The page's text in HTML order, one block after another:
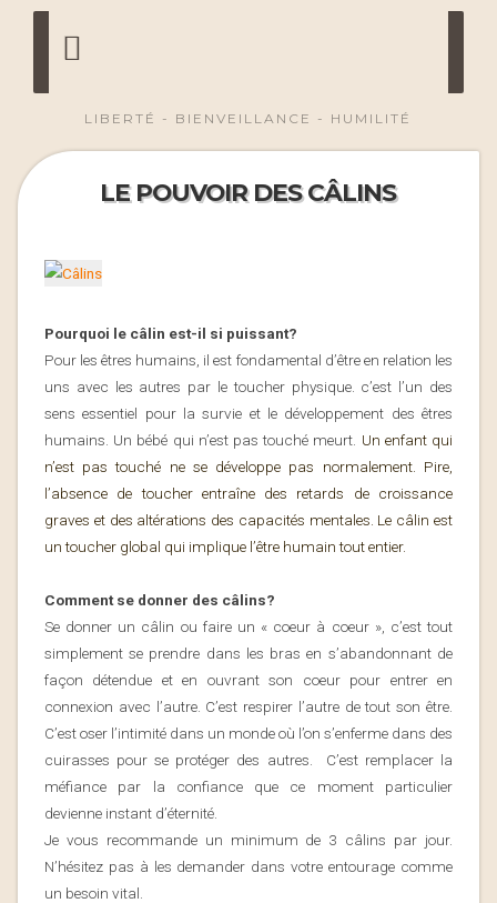
LIBERTÉ - BIENVEILLANCE - HUMILITÉ
LE POUVOIR DES CÂLINS
Pourquoi le câlin est-il si puissant?
Pour les êtres humains, il est fondamental d’être en relation les
uns avec les autres par le toucher physique. c’est l’un des
sens essentiel pour la survie et le développement des êtres
humains. Un bébé qui n’est pas touché meurt. Un enfant qui
n’est pas touché ne se développe pas normalement. Pire,
l’absence de toucher entraîne des retards de croissance
graves et des altérations des capacités mentales. Le câlin est
un toucher global qui implique l’être humain tout entier.
Comment se donner des câlins?
Se donner un câlin ou faire un « coeur à coeur », c’est tout
simplement se prendre dans les bras en s’abandonnant de
façon détendue et en ouvrant son coeur pour entrer en
connexion avec l’autre. C’est respirer l’autre de tout son être.
C’est oser l’intimité dans un monde où l’on s’enferme dans des
cuirasses pour se protéger des autres. C’est remplacer la
méfiance par la confiance que ce moment particulier
devienne instant d’éternité.
Je vous recommande un minimum de 3 câlins par jour.
N’hésitez pas à les demander dans votre entourage comme
un besoin vital.